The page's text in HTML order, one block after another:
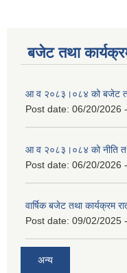
बजेट तथा
आ व २०८३।०८४ को बजेट
Post date: 06/20/2026
आ व २०८३।०८४ को नीति
Post date: 06/20/2026
वार्षिक बजेट तथा कार्यक्रम
Post date: 09/02/2025
अन्य